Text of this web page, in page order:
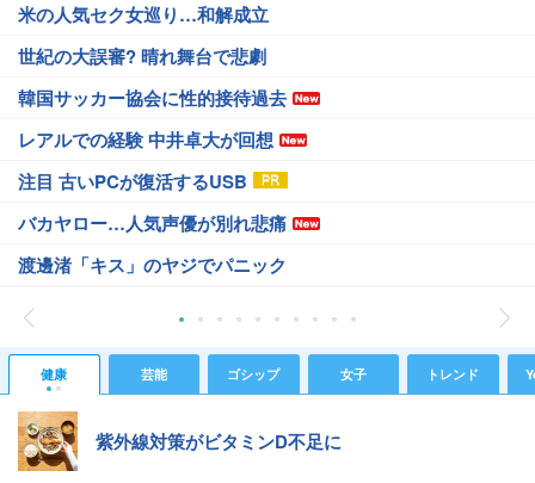
米の人気セク女巡り…和解成立
世紀の大誤審? 晴れ舞台で悲劇
韓国サッカー協会に性的接待過去
レアルでの経験 中井卓大が回想
注目 古いPCが復活するUSB
バカヤロー…人気声優が別れ悲痛
渡邊渚「キス」のヤジでパニック
健康 芸能 ゴシップ 女子 トレンド
紫外線対策がビタミンD不足に